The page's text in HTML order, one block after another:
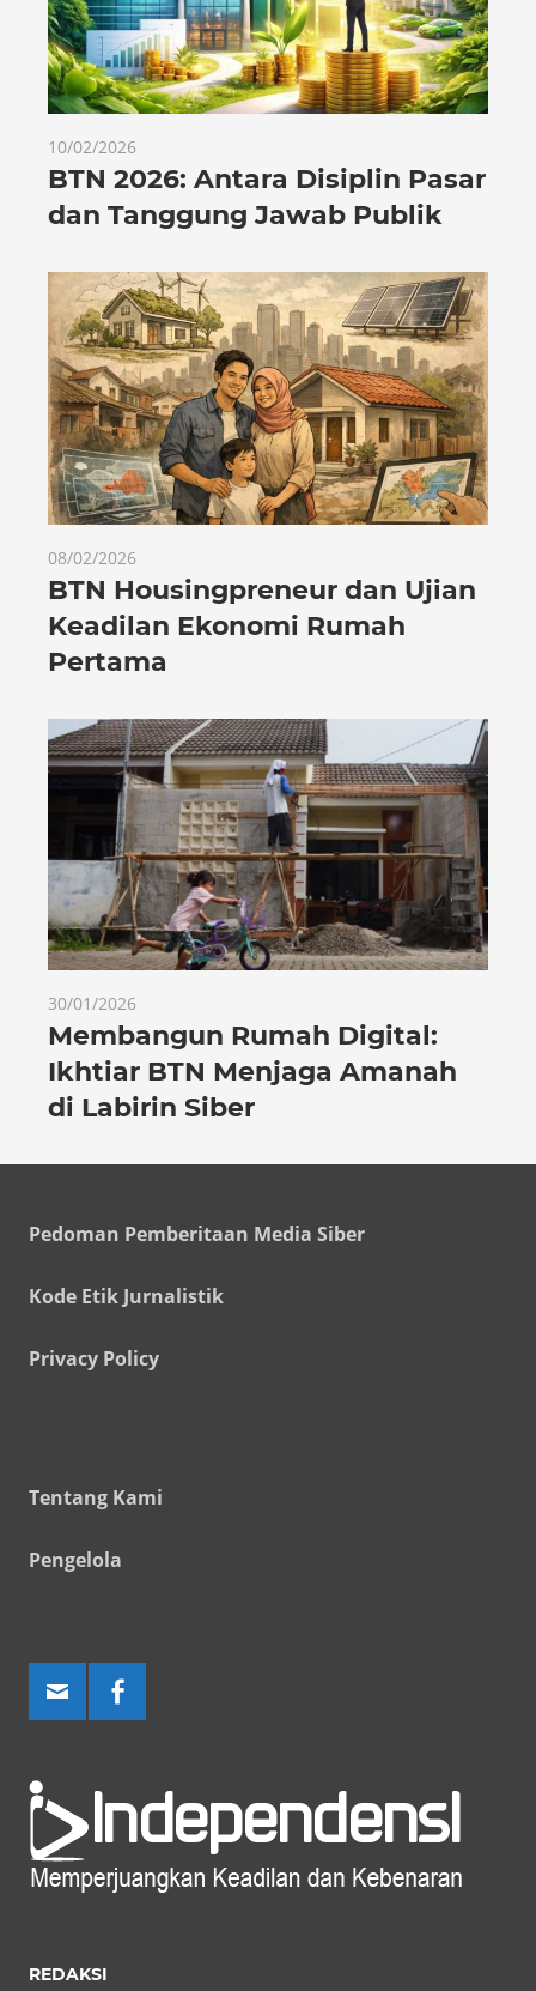
10/02/2026
BTN 2026: Antara Disiplin Pasar
dan Tanggung Jawab Publik
08/02/2026
BTN Housingpreneur dan Ujian
Keadilan Ekonomi Rumah
Pertama
30/01/2026
Membangun Rumah Digital:
Ikhtiar BTN Menjaga Amanah
di Labirin Siber
Pedoman Pemberitaan Media Siber
Kode Etik Jurnalistik
Privacy Policy
Tentang Kami
Pengelola
REDAKSI